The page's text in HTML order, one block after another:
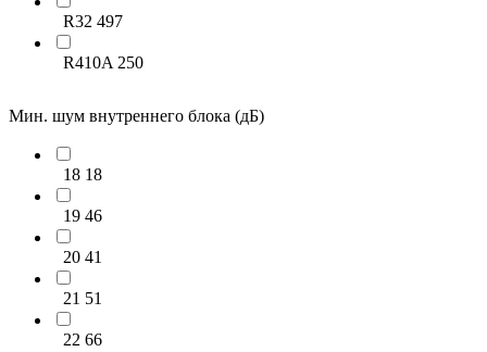
R32 497
R410A 250
Мин. шум внутреннего блока (дБ)
18 18
19 46
20 41
21 51
22 66